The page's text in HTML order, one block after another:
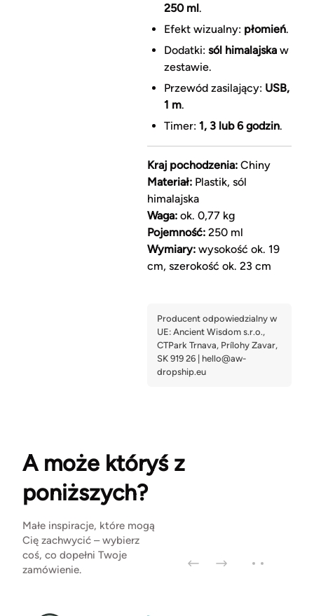
250 ml.
Efekt wizualny: płomień.
Dodatki: sól himalajskaw
zestawie.
Przewód zasilający: USB,
1 m.
Timer: 1, 3 lub 6 godzin.
Kraj pochodzenia:Chiny
Materiał:Plastik, sól
himalajska
Waga:ok. 0,77 kg
Pojemność:250 ml
Wymiary:wysokość ok. 19
cm, szerokość ok. 23 cm
A może któryś z
poniższych?
Małe inspiracje, które mogą
Cię zachwycić – wybierz
coś, co dopełni Twoje
zamówienie.